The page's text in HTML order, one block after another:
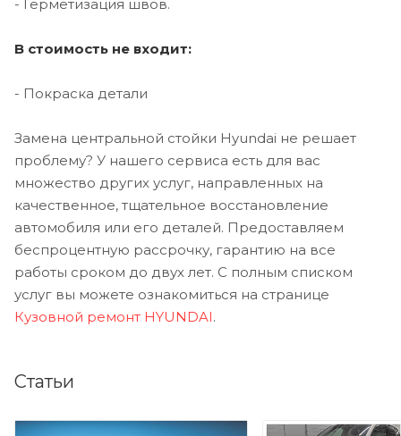
- Герметизация швов.
В стоимость не входит:
- Покраска детали
Замена центральной стойки Hyundai не решает
проблему? У нашего сервиса есть для вас
множество других услуг, направленных на
качественное, тщательное восстановление
автомобиля или его деталей. Предоставляем
беспроцентную рассрочку, гарантию на все
работы сроком до двух лет. С полным списком
услуг вы можете ознакомиться на странице
Кузовной ремонт HYUNDAI.
Статьи